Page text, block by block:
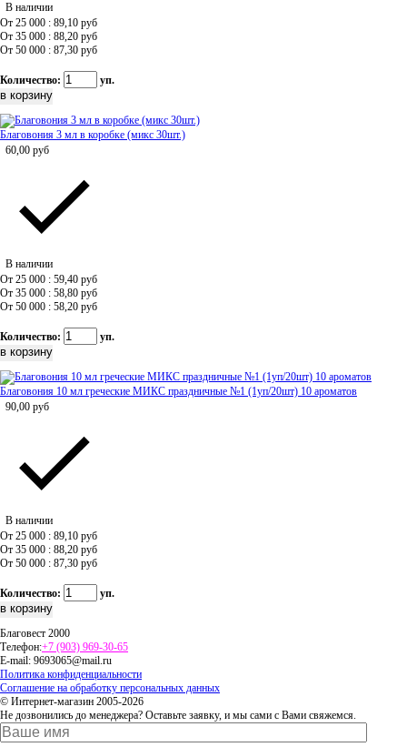
В наличии
От 25 000 : 89,10 руб
От 35 000 : 88,20 руб
От 50 000 : 87,30 руб
Количество: уп.
Благовония 3 мл в коробке (микс 30шт.)
60,00 руб
В наличии
От 25 000 : 59,40 руб
От 35 000 : 58,80 руб
От 50 000 : 58,20 руб
Количество: уп.
Благовония 10 мл греческие МИКС праздничные №1 (1уп/20шт) 10 ароматов
90,00 руб
В наличии
От 25 000 : 89,10 руб
От 35 000 : 88,20 руб
От 50 000 : 87,30 руб
Количество: уп.
Благовест 2000
Телефон:+7 (903) 969-30-65
E-mail: 9693065@mail.ru
Политика конфиденциальности
Соглашение на обработку персональных данных
© Интернет-магазин 2005-2026
Не дозвонились до менеджера? Оставьте заявку, и мы сами с Вами свяжемся.